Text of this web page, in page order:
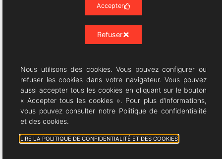
Nous utilisons des cookies. Vous pouvez configurer ou
refuser les cookies dans votre navigateur. Vous pouvez
aussi accepter tous les cookies en cliquant sur le bouton
« Accepter tous les cookies ». Pour plus d’informations,
vous pouvez consulter notre Politique de confidentialité
et des cookies.
LIRE LA POLITIQUE DE CONFIDENTIALITÉ ET DES COOKIES
Accepter
Refuser